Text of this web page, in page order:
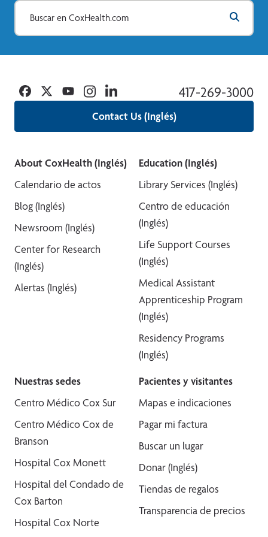
Contact Us (Inglés)
417-269-3000
Facebook
TwitterYouTubeInstagramLinkedin
About CoxHealth (Inglés)
Calendario de actos
Blog (Inglés)
Newsroom (Inglés)
Center for Research
(Inglés)
Alertas (Inglés)
Education (Inglés)
Library Services (Inglés)
Centro de educación
(Inglés)
Life Support Courses
(Inglés)
Medical Assistant
Apprenticeship Program
(Inglés)
Residency Programs
(Inglés)
Nuestras sedes
Centro Médico Cox Sur
Centro Médico Cox de
Branson
Hospital Cox Monett
Hospital del Condado de
Cox Barton
Hospital Cox Norte
Pacientes y visitantes
Mapas e indicaciones
Pagar mi factura
Buscar un lugar
Donar (Inglés)
Tiendas de regalos
Transparencia de precios